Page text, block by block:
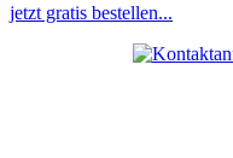
jetzt gratis bestellen...